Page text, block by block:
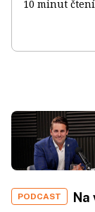
10 minut čtení
PODCAST